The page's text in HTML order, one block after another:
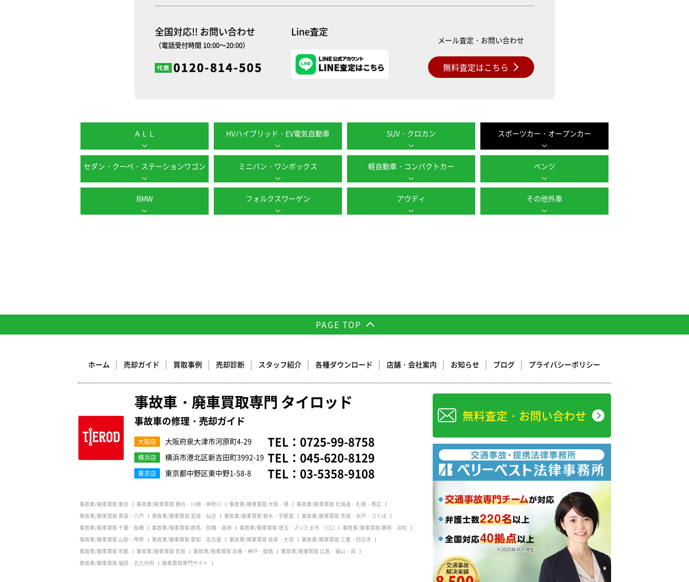
全国対応!! お問い合わせ
（電話受付時間 10:00～20:00）
Line査定
メール査定・お問い合わせ
無料査定はこちら
ＡＬＬ HVハイブリッド・EV電気自動車 SUV・クロカン スポーツカー・オープンカー
セダン・クーペ・ステーションワゴン ミニバン・ワンボックス 軽自動車・コンパクトカー ベンツ
BMW フォルクスワーゲン アウディ その他外車
PAGE TOP
ホーム 売却ガイド 買取事例 売却診断 スタッフ紹介 各種ダウンロード 店舗・会社案内 お知らせ ブログ プライバシーポリシー
事故車・廃車買取専門 タイロッド
事故車の修理・売却ガイド
大阪店 大阪府泉大津市河原町4-29 TEL： 0725-99-8758
横浜店 横浜市港北区新吉田町3992-19 TEL： 045-620-8129
東京店 東京都中野区東中野1-58-8 TEL： 03-5358-9108
事故車/廃車買取 東京 事故車/廃車買取 横浜・川崎・神奈川 事故車/廃車買取 大阪・堺
事故車/廃車買取 北海道・札幌・帯広
事故車/廃車買取 青森・八戸
事故車/廃車買取 宮城・仙台 事故車/廃車買取 栃木・宇都宮
事故車/廃車買取 茨城・水戸・つくば
事故車/廃車買取 千葉・船橋
事故車/廃車買取 群馬・前橋・高崎 事故車/廃車買取 埼玉・さいたま市・川口
事故車/廃車買取 静岡・浜松
事故車/廃車買取 山梨・甲府
事故車/廃車買取 愛知・名古屋 事故車/廃車買取 岐阜・大垣
事故車/廃車買取 三重・四日市
事故車/廃車買取 京都
事故車/廃車買取 奈良 事故車/廃車買取 兵庫・神戸・姫路
事故車/廃車買取 広島・福山・呉
事故車/廃車買取 福岡・北九州市
廃車買取専門サイト
無料査定・お問い合わせ